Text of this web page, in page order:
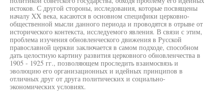
истоков. С другой стороны, исследования, которые посвящены
началу XX века, касаются в основном специфики церковно-
общественной мысли данного периода и проводятся в отрыве от
исторического контекста, исследуемого явления. В связи с этим,
проблема изучения обновленческого движения в Русской
православной церкви заключается в самом подходе, способном
дать целостную картину развития церковного обновленчества в
1905 - 1925 гг., позволяющем проследить взаимосвязь и
эволюцию его организационных и идейных принципов в
отличных друг от друга политических и социально-
экономических условиях.